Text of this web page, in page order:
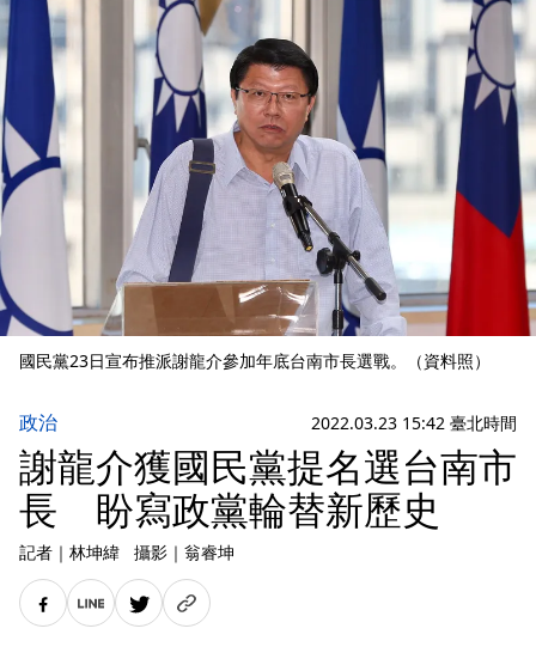
國民黨23日宣布推派謝龍介參加年底台南市長選戰。（資料照）
政治 2022.03.23 15:42 臺北時間
謝龍介獲國民黨提名選台南市
長 盼寫政黨輪替新歷史
記者 ｜ 林坤緯 攝影 ｜ 翁睿坤